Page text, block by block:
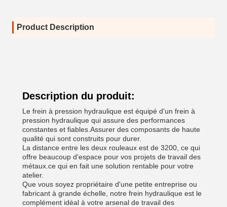
Product Description
Description du produit:
Le frein à pression hydraulique est équipé d'un frein à
pression hydraulique qui assure des performances
constantes et fiables.Assurer des composants de haute
qualité qui sont construits pour durer.
La distance entre les deux rouleaux est de 3200, ce qui
offre beaucoup d'espace pour vos projets de travail des
métaux.ce qui en fait une solution rentable pour votre
atelier.
Que vous soyez propriétaire d'une petite entreprise ou
fabricant à grande échelle, notre frein hydraulique est le
complément idéal à votre arsenal de travail des